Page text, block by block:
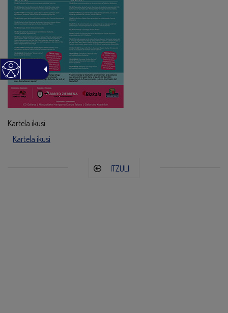
Kartela ikusi
Kartela ikusi
ITZULI